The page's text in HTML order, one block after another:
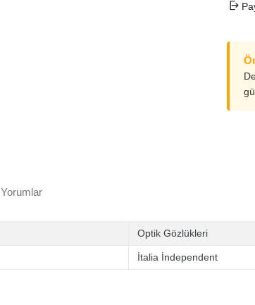
Yorumlar
Optik Gözlükleri
İtalia İndependent